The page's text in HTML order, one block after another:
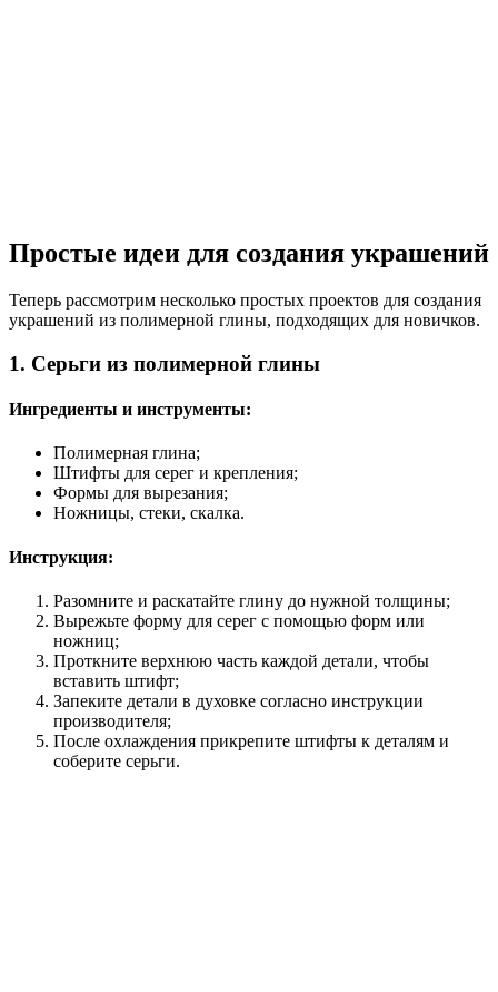
Простые идеи для создания украшений
Теперь рассмотрим несколько простых проектов для создания
украшений из полимерной глины, подходящих для новичков.
1. Серьги из полимерной глины
Ингредиенты и инструменты:
Полимерная глина;
Штифты для серег и крепления;
Формы для вырезания;
Ножницы, стеки, скалка.
Инструкция:
Разомните и раскатайте глину до нужной толщины;
Вырежьте форму для серег с помощью форм или
ножниц;
Проткните верхнюю часть каждой детали, чтобы
вставить штифт;
Запеките детали в духовке согласно инструкции
производителя;
После охлаждения прикрепите штифты к деталям и
соберите серьги.